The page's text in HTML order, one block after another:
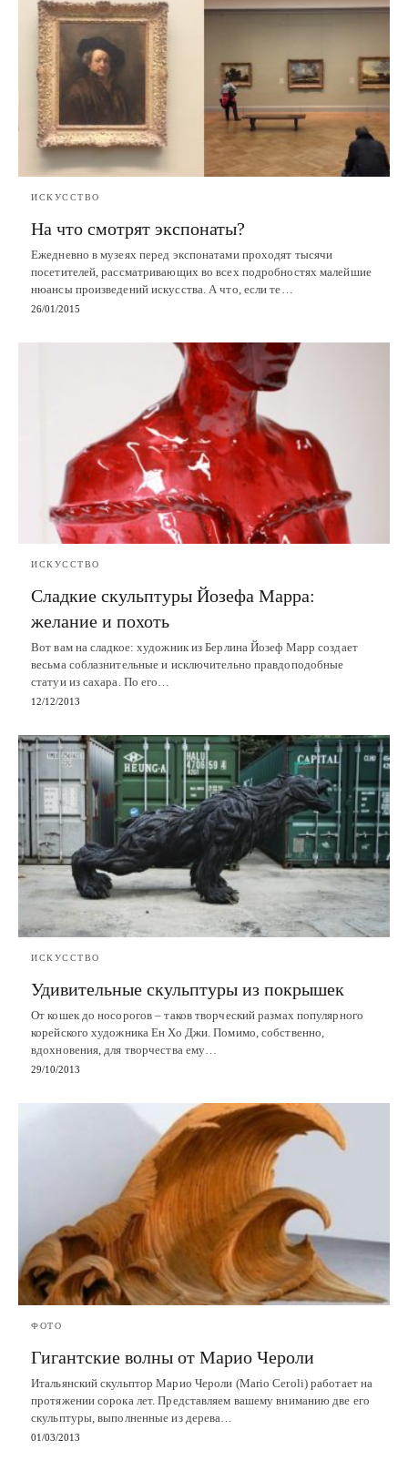
ИСКУССТВО
На что смотрят экспонаты?
Ежедневно в музеях перед экспонатами проходят тысячи
посетителей, рассматривающих во всех подробностях малейшие
нюансы произведений искусства. А что, если те…
26/01/2015
ИСКУССТВО
Сладкие скульптуры Йозефа Марра:
желание и похоть
Вот вам на сладкое: художник из Берлина Йозеф Марр создает
весьма соблазнительные и исключительно правдоподобные
статуи из сахара. По его…
12/12/2013
ИСКУССТВО
Удивительные скульптуры из покрышек
От кошек до носорогов – таков творческий размах популярного
корейского художника Ен Хо Джи. Помимо, собственно,
вдохновения, для творчества ему…
29/10/2013
ФОТО
Гигантские волны от Марио Чероли
Итальянский скульптор Марио Чероли (Mario Ceroli) работает на
протяжении сорока лет. Представляем вашему вниманию две его
скульптуры, выполненные из дерева…
01/03/2013